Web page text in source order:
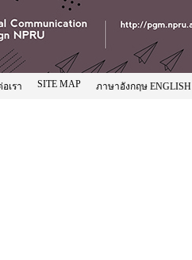
เรา SITE MAP ภาษาอังกฤษ ENGLISH